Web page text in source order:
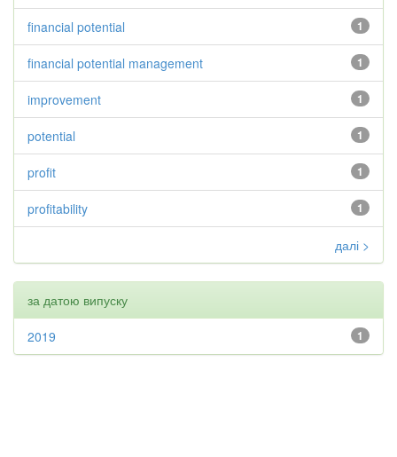
1
financial potential
1
financial potential management
1
improvement
1
potential
1
profit
1
profitability
далі >
за датою випуску
1
2019